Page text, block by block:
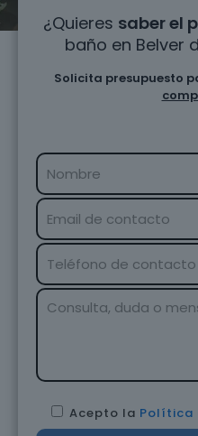
¿Quieres saber el
baño en Belver
Solicita presupuesto
Acepto la Política